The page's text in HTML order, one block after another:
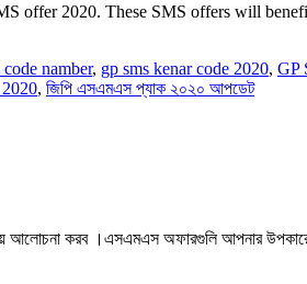
offer 2020. These SMS offers will
code namber, gp sms kenar code 2020, GP
, জিপি এসএমএস প্যাক ২০২০ আপডেট
করব ।এসএমএস অফারগুলি আপনার